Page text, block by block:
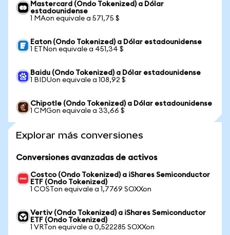
Mastercard (Ondo Tokenized) a Dólar
estadounidense
1 MAon equivale a 571,75 $
Eaton (Ondo Tokenized) a Dólar estadounidense
1 ETNon equivale a 451,34 $
Baidu (Ondo Tokenized) a Dólar estadounidense
1 BIDUon equivale a 108,92 $
Chipotle (Ondo Tokenized) a Dólar estadounidense
1 CMGon equivale a 33,66 $
Explorar más conversiones
Conversiones avanzadas de activos
Costco (Ondo Tokenized) a iShares Semiconductor
ETF (Ondo Tokenized)
1 COSTon equivale a 1,7769 SOXXon
Vertiv (Ondo Tokenized) a iShares Semiconductor
ETF (Ondo Tokenized)
1 VRTon equivale a 0,522285 SOXXon